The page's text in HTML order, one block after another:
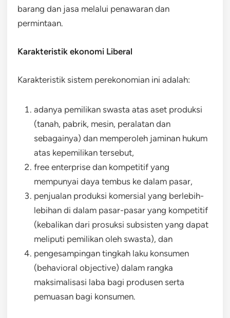
barang dan jasa melalui penawaran dan
permintaan.
Karakteristik ekonomi Liberal
Karakteristik sistem perekonomian ini adalah:
adanya pemilikan swasta atas aset produksi
(tanah, pabrik, mesin, peralatan dan
sebagainya) dan memperoleh jaminan hukum
atas kepemilikan tersebut,
free enterprise dan kompetitif yang
mempunyai daya tembus ke dalam pasar,
penjualan produksi komersial yang berlebih-
lebihan di dalam pasar-pasar yang kompetitif
(kebalikan dari prosuksi subsisten yang dapat
meliputi pemilikan oleh swasta), dan
pengesampingan tingkah laku konsumen
(behavioral objective) dalam rangka
maksimalisasi laba bagi produsen serta
pemuasan bagi konsumen.